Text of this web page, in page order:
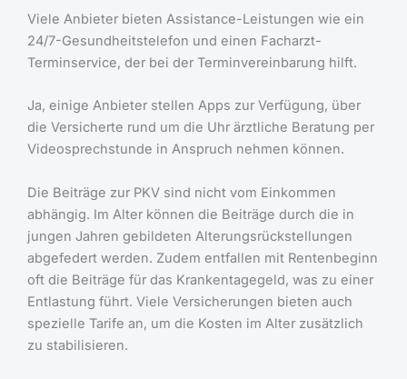
Viele Anbieter bieten Assistance-Leistungen wie ein
24/7-Gesundheitstelefon und einen Facharzt-
Terminservice, der bei der Terminvereinbarung hilft.
Ja, einige Anbieter stellen Apps zur Verfügung, über
die Versicherte rund um die Uhr ärztliche Beratung per
Videosprechstunde in Anspruch nehmen können.
Die Beiträge zur PKV sind nicht vom Einkommen
abhängig. Im Alter können die Beiträge durch die in
jungen Jahren gebildeten Alterungsrückstellungen
abgefedert werden. Zudem entfallen mit Rentenbeginn
oft die Beiträge für das Krankentagegeld, was zu einer
Entlastung führt. Viele Versicherungen bieten auch
spezielle Tarife an, um die Kosten im Alter zusätzlich
zu stabilisieren.